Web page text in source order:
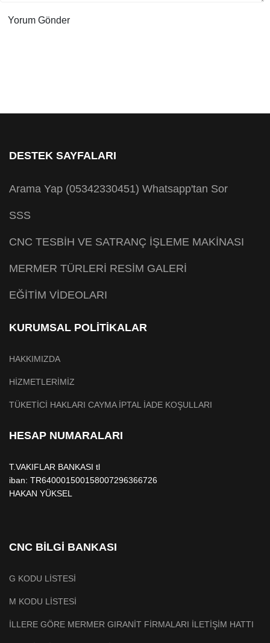
DESTEK SAYFALARI
Arama Yap (05342330451) Whatsapp'tan Sor
SSS
CNC TESBİH VE SATRANÇ İŞLEME MAKİNASI
MERMER TÜRLERİ RESİM GALERİ
EĞİTİM VİDEOLARI
KURUMSAL POLİTİKALAR
HAKKIMIZDA
HİZMETLERİMİZ
TÜKETİCİ HAKLARI CAYMA İPTAL İADE KOŞULLARI
HESAP NUMARALARI
T.VAKIFLAR BANKASI tl
iban: TR640001500158007296366726
HAKAN YÜKSEL
CNC BİLGİ BANKASI
G KODU LİSTESİ
M KODU LİSTESİ
İLLERE GÖRE MERMER GIRANİT FİRMALARI İLETİŞİM HATTI